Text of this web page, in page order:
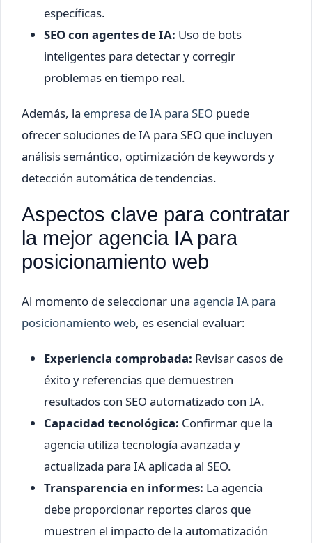
específicas.
SEO con agentes de IA: Uso de bots
inteligentes para detectar y corregir
problemas en tiempo real.
Además, la empresa de IA para SEO puede
ofrecer soluciones de IA para SEO que incluyen
análisis semántico, optimización de keywords y
detección automática de tendencias.
Aspectos clave para contratar
la mejor agencia IA para
posicionamiento web
Al momento de seleccionar una agencia IA para
posicionamiento web, es esencial evaluar:
Experiencia comprobada: Revisar casos de
éxito y referencias que demuestren
resultados con SEO automatizado con IA.
Capacidad tecnológica: Confirmar que la
agencia utiliza tecnología avanzada y
actualizada para IA aplicada al SEO.
Transparencia en informes: La agencia
debe proporcionar reportes claros que
muestren el impacto de la automatización